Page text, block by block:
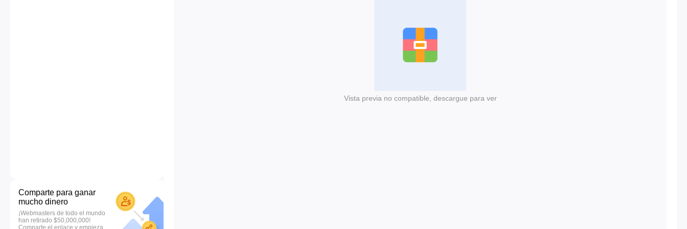
Comparte para ganar
mucho dinero
¡Webmasters de todo el mundo
han retirado $50,000,000!
Comparte el enlace y empieza
Vista previa no compatible, descargue para ver